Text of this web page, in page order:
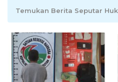
Temukan Berita Seputar